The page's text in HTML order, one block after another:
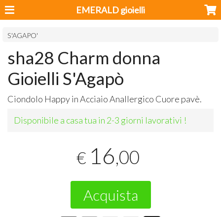
EMERALD gioielli
S'AGAPO'
sha28 Charm donna
Gioielli S'Agapò
Ciondolo Happy in Acciaio Anallergico Cuore pavè.
Disponibile a casa tua in 2-3 giorni lavorativi !
€ 16,00
Acquista